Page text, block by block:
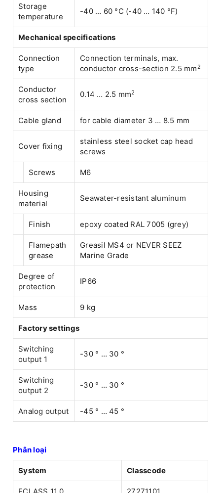
Storage
temperature
-40 … 60 °C (-40 … 140 °F)
Mechanical specifications
Connection
type
Connection terminals, max.
conductor cross-section 2.5 mm 2
Conductor
cross section
0.14 … 2.5 mm2
Cable gland for cable diameter 3 … 8.5 mm
Cover fixing
stainless steel socket cap head
screws
Screws M6
Housing
material
Seawater-resistant aluminum
Finish epoxy coated RAL 7005 (grey)
Flamepath
grease
Greasil MS4 or NEVER SEEZ
Marine Grade
Degree of
protection
IP66
Mass 9 kg
Factory settings
Switching
output 1
-30 ° … 30 °
Switching
output 2
-30 ° … 30 °
Analog output -45 ° … 45 °
Phân loại
System Classcode